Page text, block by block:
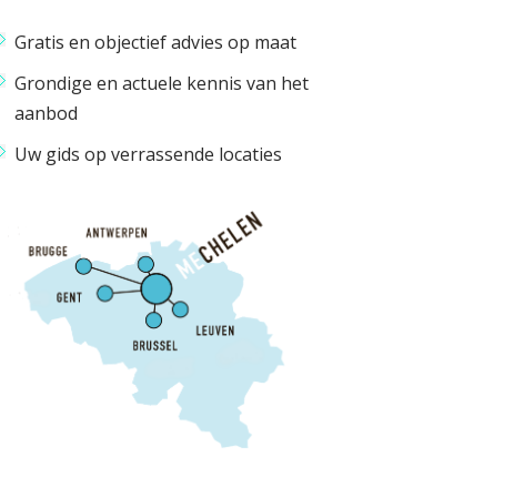
Gratis en objectief advies op maat
Grondige en actuele kennis van het
aanbod
Uw gids op verrassende locaties